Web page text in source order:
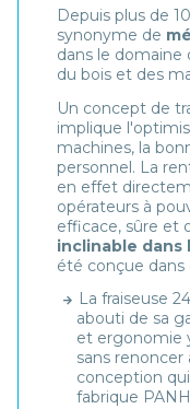
Depuis plus de
synonyme de
dans le domaine
du bois et des
Un concept de
implique
machines, la
personnel. La
en effet
opérateurs à
efficace, sûre et
inclinable dans
été conçue dans
La fraiseuse
abouti de sa
et ergonomie
sans renoncer
conception
fabrique